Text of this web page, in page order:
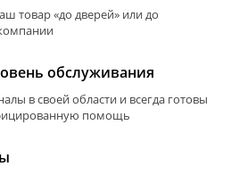
товар «до дверей» или до
обслуживания
в своей области и всегда готовы
помощь